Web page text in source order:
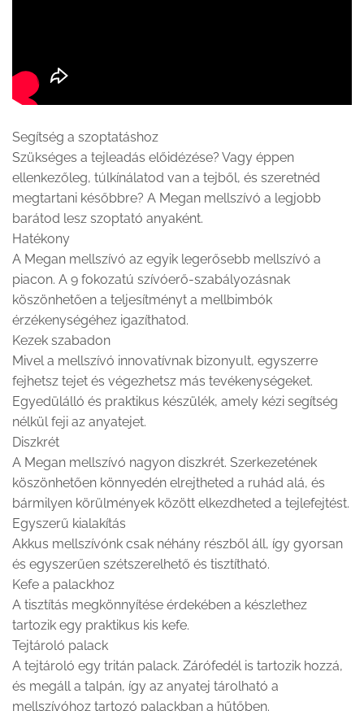
Segítség a szoptatáshoz
Szükséges a tejleadás előidézése? Vagy éppen
ellenkezőleg, túlkínálatod van a tejből, és szeretnéd
megtartani későbbre? A Megan mellszívó a legjobb
barátod lesz szoptató anyaként.
Hatékony
A Megan mellszívó az egyik legerősebb mellszívó a
piacon. A 9 fokozatú szívóerő-szabályozásnak
köszönhetően a teljesítményt a mellbimbók
érzékenységéhez igazíthatod.
Kezek szabadon
Mivel a mellszívó innovatívnak bizonyult, egyszerre
fejhetsz tejet és végezhetsz más tevékenységeket.
Egyedülálló és praktikus készülék, amely kézi segítség
nélkül feji az anyatejet.
Diszkrét
A Megan mellszívó nagyon diszkrét. Szerkezetének
köszönhetően könnyedén elrejtheted a ruhád alá, és
bármilyen körülmények között elkezdheted a tejlefejtést.
Egyszerű kialakítás
Akkus mellszívónk csak néhány részből áll, így gyorsan
és egyszerűen szétszerelhető és tisztítható.
Kefe a palackhoz
A tisztítás megkönnyítése érdekében a készlethez
tartozik egy praktikus kis kefe.
Tejtároló palack
A tejtároló egy tritán palack. Zárófedél is tartozik hozzá,
és megáll a talpán, így az anyatej tárolható a
mellszívóhoz tartozó palackban a hűtőben.